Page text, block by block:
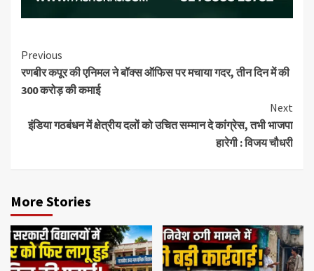
Continue
Reading
Previous
रणबीर कपूर की एनिमल ने बॉक्स ऑफिस पर मचाया गदर, तीन दिन में की
300 करोड़ की कमाई
Next
इंडिया गठबंधन में क्षेत्रीय दलों को उचित सम्मान दे कांग्रेस, तभी भाजपा
हारेगी : विजय चौधरी
More Stories